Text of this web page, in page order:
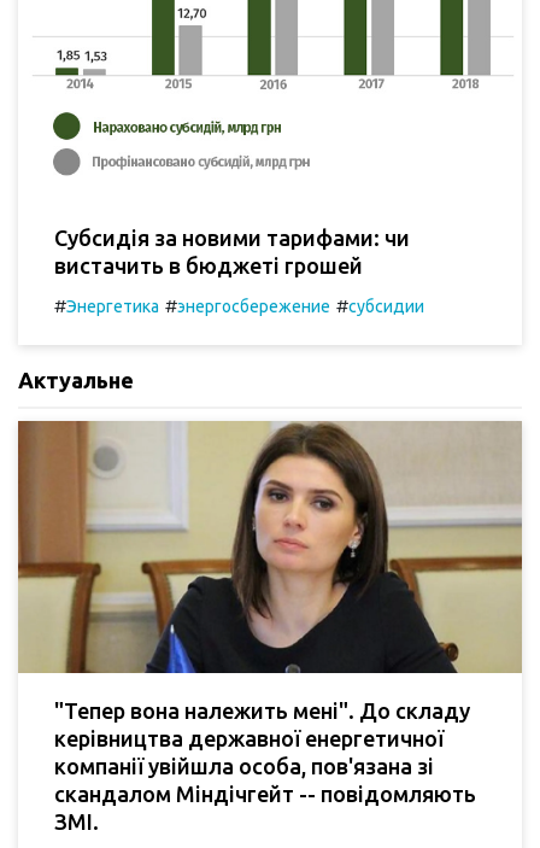
Субсидія за новими тарифами: чи
вистачить в бюджеті грошей
#Энергетика #энергосбережение #субсидии
Актуальне
"Тепер вона належить мені". До складу
керівництва державної енергетичної
компанії увійшла особа, пов'язана зі
скандалом Міндічгейт -- повідомляють
ЗМІ.